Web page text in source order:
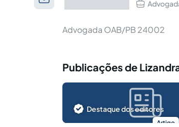
Advogada OAB/PB 24002
Publicações de
Artigo
Destaque dos editores